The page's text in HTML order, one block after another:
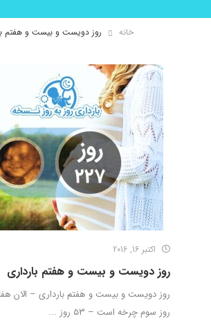
خانه روز دویست و بیست و هفتم
اکتبر 16, 2016
روز دویست و بیست و هفتم بارداری
روز سوم چرخه است – 53 روز ...